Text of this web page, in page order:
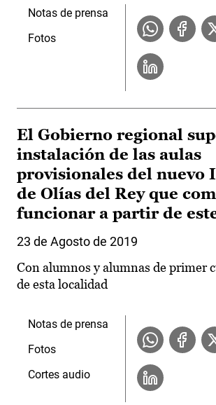
Notas de prensa
Fotos
El Gobierno regional
instalación de las aulas
provisionales del nuevo
de Olías del Rey que
funcionar a partir de
23 de Agosto de 2019
Con alumnos y alumnas de primer
de esta localidad
Notas de prensa
Fotos
Cortes audio